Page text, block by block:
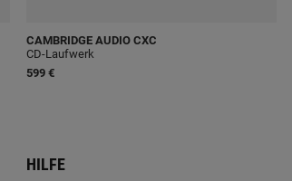
CAMBRIDGE AUDIO CXC
CD-Laufwerk
599 €
HILFE